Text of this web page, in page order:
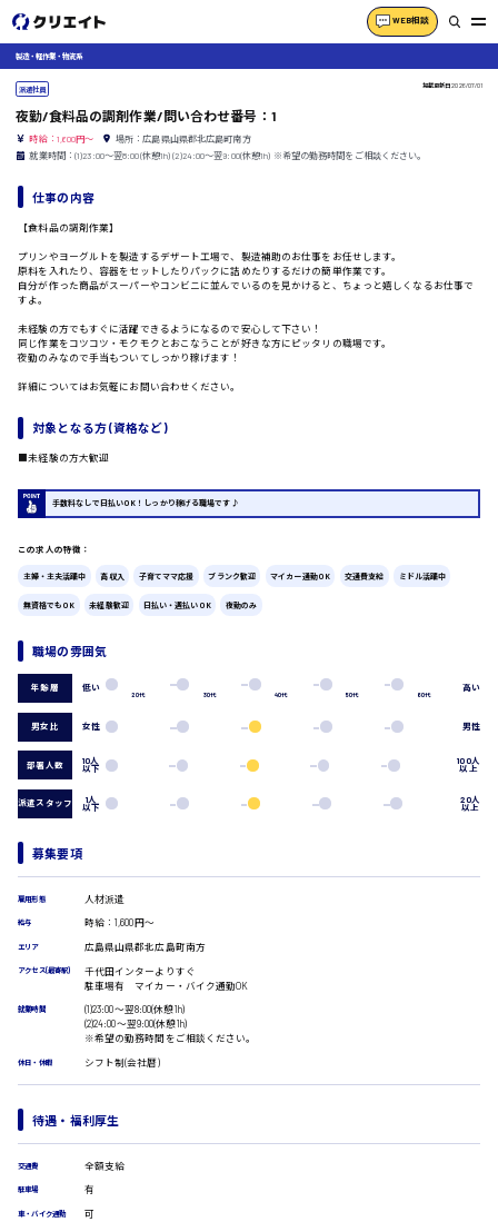
WEB相談
製造・軽作業・物流系
組立、加工
ピッキング・仕分け
フォークリフト
介護・医療系
医師
介護職
オフィスワーク系
データ入力
コールセンターオペレーター
総務事務
受付事務
医療事務
翻訳、通訳
IT・クリエイティブ系
DTPオペレーター
WEBデザイナー
システムエンジニア
プログラマー
カスタマーエンジニア
広島市中区
広島市東区
広島市西区
広島市佐伯区
広島市安芸区
時給1200円～
時給1300円～
製造・軽作業・物流系
派遣社員 掲載更新日2026/07/01
夜勤/食料品の調剤作業/問い合わせ番号：1
時給：1,600円～
場所：広島県山県郡北広島町南方
就業時間：(1)23:00〜翌8:00(休憩1h) (2)24:00〜翌9:00(休憩1h) ※希望の勤務時間をご相談ください。
仕事の内容
【食料品の調剤作業】
プリンやヨーグルトを製造するデザート工場で、製造補助のお仕事をお任せします。
原料を入れたり、容器をセットしたりパックに詰めたりするだけの簡単作業です。
自分が作った商品がスーパーやコンビニに並んでいるのを見かけると、ちょっと嬉しくなるお仕事で
すよ。
未経験の方でもすぐに活躍できるようになるので安心して下さい！
同じ作業をコツコツ・モクモクとおこなうことが好きな方にピッタリの職場です。
夜勤のみなので手当もついてしっかり稼げます！
詳細についてはお気軽にお問い合わせください。
対象となる方 (資格など)
■未経験の方大歓迎
手数料なしで日払いOK！しっかり稼げる職場です♪
この求人の特徴：
主婦・主夫活躍中 高収入 子育てママ応援 ブランク歓迎 マイカー通勤OK 交通費支給 ミドル活躍中
無資格でもOK 未経験歓迎 日払い・週払いOK 夜勤のみ
職場の雰囲気
年齢層 低い
20代 30代 40代 50代 60代
高い
男女比 女性 男性
部署人数 10人
以下
100人
以上
派遣スタッフ 1人
以下
20人
以上
募集要項
雇用形態 人材派遣
給与 時給：1,600円～
エリア 広島県山県郡北広島町南方
アクセス(最寄駅)
千代田インターよりすぐ
駐車場有 マイカー・バイク通勤OK
就業時間
(1)23:00〜翌8:00(休憩1h)
(2)24:00〜翌9:00(休憩1h)
※希望の勤務時間をご相談ください。
休日・休暇 シフト制(会社暦)
待遇・福利厚生
交通費 全額支給
駐車場 有
車・バイク通勤 可